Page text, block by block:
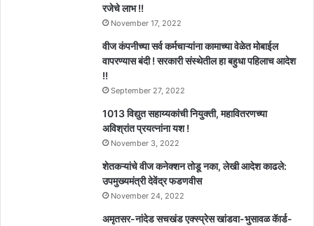
रजेचे लाभ !!
November 17, 2022
वीज कंपनीच्या सर्व कर्मचाऱ्यांना कामाच्या वेळेत मोबाईल
वापरण्यास बंदी ! सरकारी संस्थेतील हा बहुधा पहिलाच आदेश
!!
September 27, 2022
1013 विद्युत सहाय्यकांची नियुक्ती, महावितरणच्या
अविश्रांत प्रयत्नांना यश !
November 3, 2022
शेतकऱ्यांचे वीज कनेक्शन तोडू नका, लेखी आदेश काढले:
उपमुख्यमंत्री देवेंद्र फडणवीस
November 24, 2022
अमृतसर-नांदेड सचखंड एक्स्प्रेस खांडवा-भुसावळ कॅार्ड-